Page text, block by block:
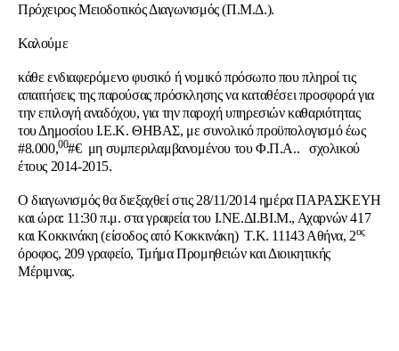
Πρόχειρος Μειοδοτικός Διαγωνισμός (Π.Μ.Δ.).
Καλούμε
κάθε ενδιαφερόμενο φυσικό ή νομικό πρόσωπο που πληροί τις
απαιτήσεις της παρούσας πρόσκλησης να καταθέσει προσφορά για
την επιλογή αναδόχου, για την παροχή υπηρεσιών καθαριότητας
του Δημοσίου Ι.Ε.Κ. ΘΗΒΑΣ, με συνολικό προϋπολογισμό έως
#8.000,00#€ μη συμπεριλαμβανομένου του Φ.Π.Α.. σχολικού
έτους 2014-2015.
Ο διαγωνισμός θα διεξαχθεί στις 28/11/2014 ημέρα ΠΑΡΑΣΚΕΥΗ
και ώρα: 11:30 π.μ. στα γραφεία του Ι.ΝΕ.ΔΙ.ΒΙ.Μ., Αχαρνών 417
και Κοκκινάκη (είσοδος από Κοκκινάκη) Τ.Κ. 11143 Αθήνα, 2ος
όροφος, 209 γραφείο, Τμήμα Προμηθειών και Διοικητικής
Μέριμνας.